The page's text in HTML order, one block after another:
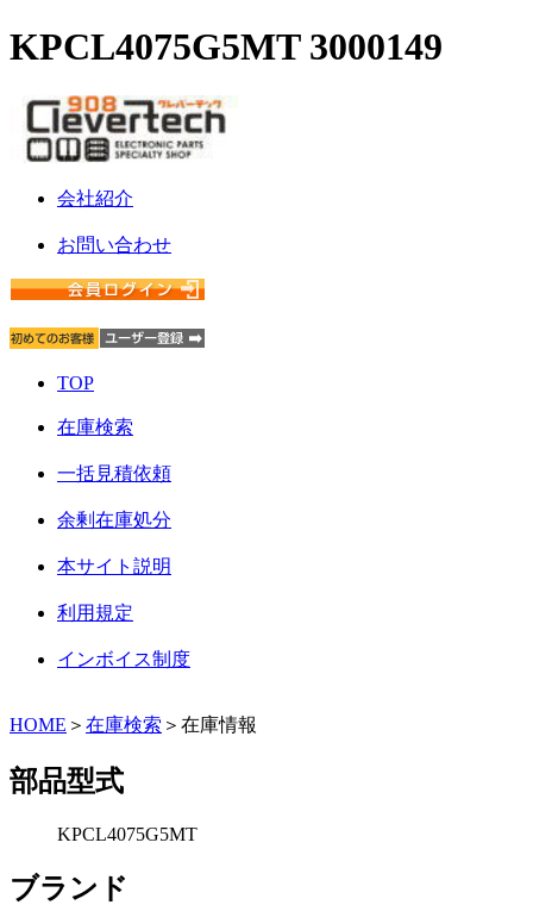
KPCL4075G5MT 3000149
会社紹介
お問い合わせ
TOP
在庫検索
一括見積依頼
余剰在庫処分
本サイト説明
利用規定
インボイス制度
HOME ＞ 在庫検索 ＞在庫情報
部品型式
KPCL4075G5MT
ブランド